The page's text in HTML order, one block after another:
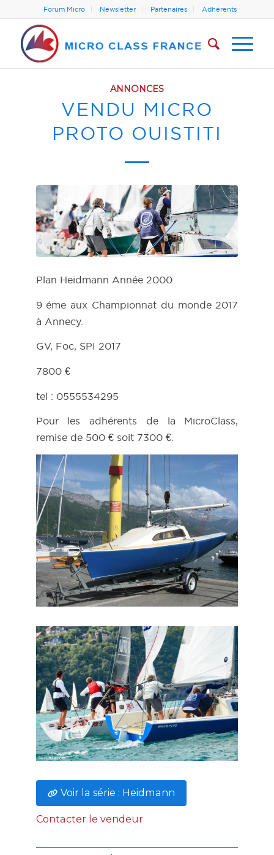
Forum Micro Newsletter Partenaires Adhérents
ANNONCES
VENDU MICRO
PROTO OUISTITI
Plan Heidmann Année 2000
9 éme aux Championnat du monde 2017
à Annecy.
GV, Foc, SPI 2017
7800 €
tel : 0555534295
Pour les adhérents de la MicroClass,
remise de 500 € soit 7300 €.
Voir la série : Heidmann
Contacter le vendeur